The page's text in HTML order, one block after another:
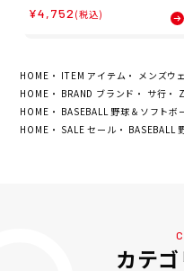
ェア 半袖 Tシャツ BIGLOG
¥4,752 (税込)
HOME ITEM アイテム メンズウ
HOME
BRAND ブランド サ行
HOME
BASEBALL 野球＆ソフトボ
HOME
SALE セール BASEBALL
カテ